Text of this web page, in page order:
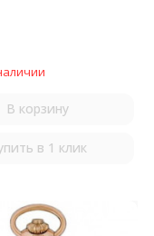
В корзину
в 1 клик